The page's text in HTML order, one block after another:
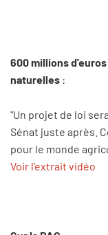
600 millions
naturelles :
"Un projet de loi
Sénat juste après.
pour le monde
Voir l'extrait vidéo